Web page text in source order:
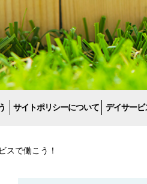
サイトポリシーについて デイサービ
スで働こう！